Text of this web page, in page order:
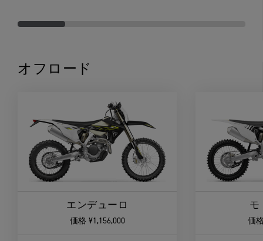
オフロード
エンデューロ
価格 ¥1,156,000
モ
価